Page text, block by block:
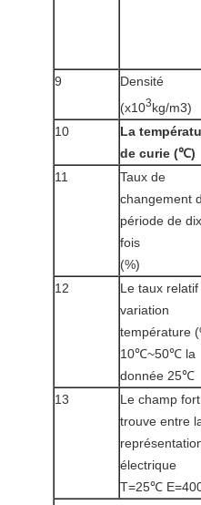
9
Densité
(x103kg/m3)
10
La
de curie (℃)
11
Taux de
changement
période de dix
fois
(%)
12
Le taux relatif
variation
température
10℃~50℃ la
donnée 25℃
13
Le champ
trouve entre
électrique
T=25℃